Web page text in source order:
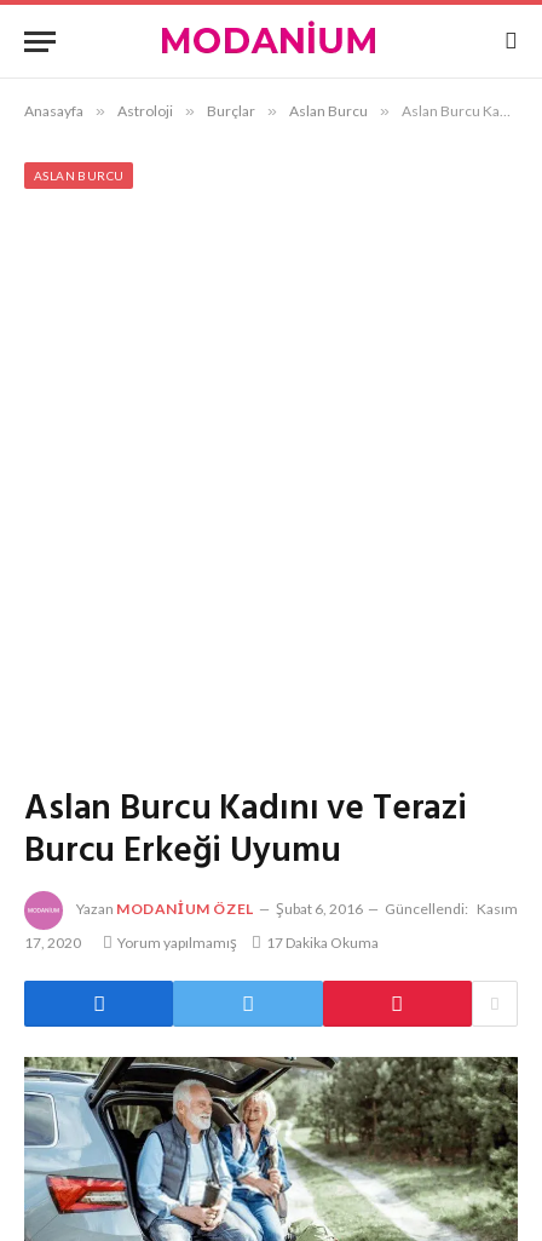
Anasayfa » Astroloji » Burçlar » Aslan Burcu » Aslan Burcu Kadını ve Terazi Burcu Erkeği Uyumu
ASLAN BURCU
Aslan Burcu Kadını ve Terazi
Burcu Erkeği Uyumu
Yazan MODANIUM ÖZEL Şubat 6, 2016 Güncellendi: Kasım
17, 2020
Yorum yapılmamış 17 Dakika Okuma